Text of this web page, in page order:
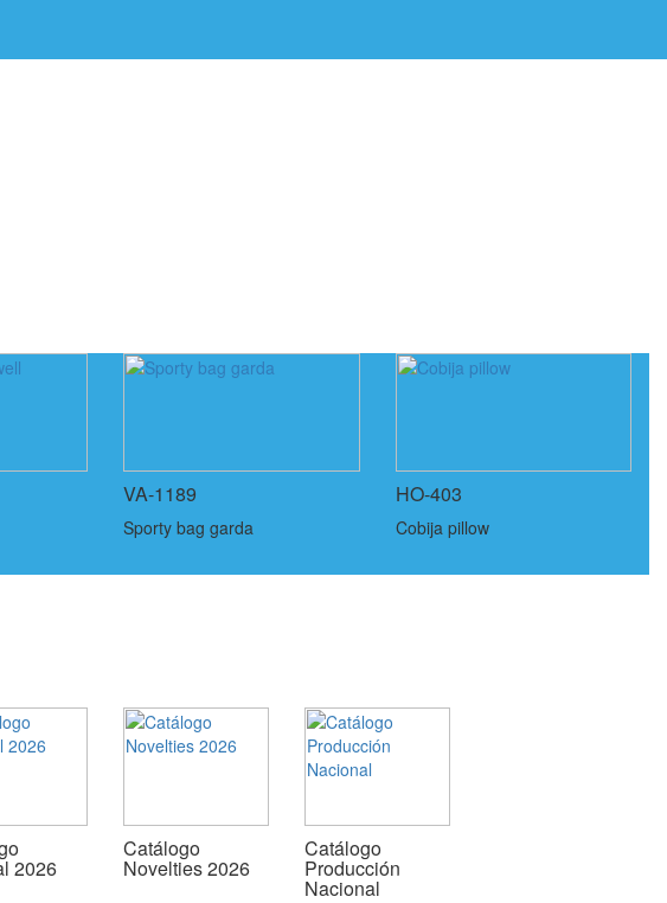
VA-1189
Sporty bag garda
HO-403
Cobija pillow
2026
Catálogo
Novelties 2026
Catálogo
Producción
Nacional